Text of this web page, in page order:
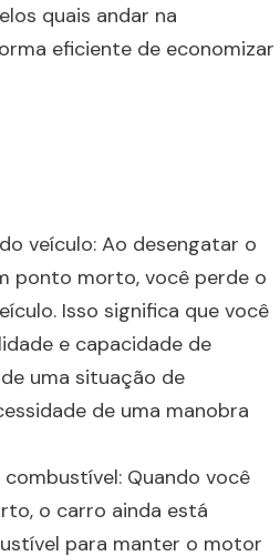
quais andar na
eficiente de economizar
veículo: Ao desengatar o
ponto morto, você perde o
Isso significa que você
e capacidade de
uma situação de
de uma manobra
Quando você
o carro ainda está
para manter o motor